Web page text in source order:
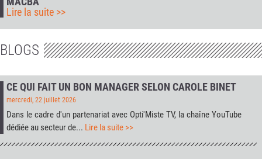
Lire la suite >>
BLOGS
CE QUI FAIT UN BON MANAGER SELON CAROLE BINET
mercredi, 22 juillet 2026
Dans le cadre d'un partenariat avec Opti'Miste TV, la chaîne YouTube
dédiée au secteur de... Lire la suite >>